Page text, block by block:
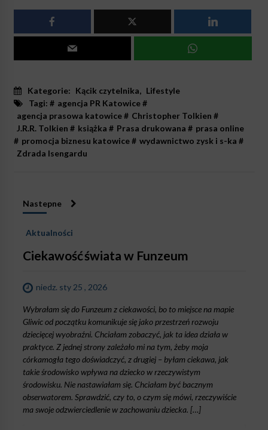
Kategorie: Kącik czytelnika, Lifestyle
Tagi: # agencja PR Katowice#
agencja prasowa katowice# Christopher Tolkien #
J.R.R. Tolkien # książka # Prasa drukowana # prasa online
# promocja biznesu katowice# wydawnictwo zysk i s-ka #
Zdrada Isengardu
Nastepne
Aktualności
Ciekawość świata w Funzeum
niedz. sty 25 , 2026
Wybrałam się do Funzeum z ciekawości, bo to miejsce na mapie
Gliwic od początku komunikuje się jako przestrzeń rozwoju
dziecięcej wyobraźni. Chciałam zobaczyć, jak ta idea działa w
praktyce. Z jednej strony zależało mi na tym, żeby moja
córkamogła tego doświadczyć, z drugiej – byłam ciekawa, jak
takie środowisko wpływa na dziecko w rzeczywistym
środowisku. Nie nastawiałam się. Chciałam być bacznym
obserwatorem. Sprawdzić, czy to, o czym się mówi, rzeczywiście
ma swoje odzwierciedlenie w zachowaniu dziecka. […]